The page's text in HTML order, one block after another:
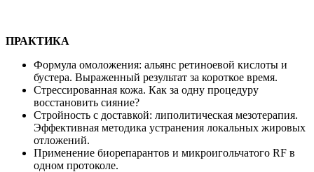
ПРАКТИКА
Формула омоложения: альянс ретиноевой кислоты и
бустера. Выраженный результат за короткое время.
Стрессированная кожа. Как за одну процедуру
восстановить сияние?
Стройность с доставкой: липолитическая мезотерапия.
Эффективная методика устранения локальных жировых
отложений.
Применение биорепарантов и микроигольчатого RF в
одном протоколе.